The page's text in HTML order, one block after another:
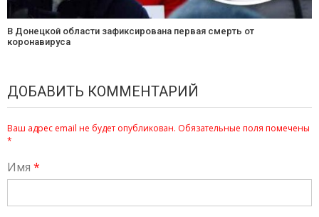
В Донецкой области зафиксирована первая смерть от
коронавируса
ДОБАВИТЬ КОММЕНТАРИЙ
Ваш адрес email не будет опубликован. Обязательные поля помечены
*
Имя *